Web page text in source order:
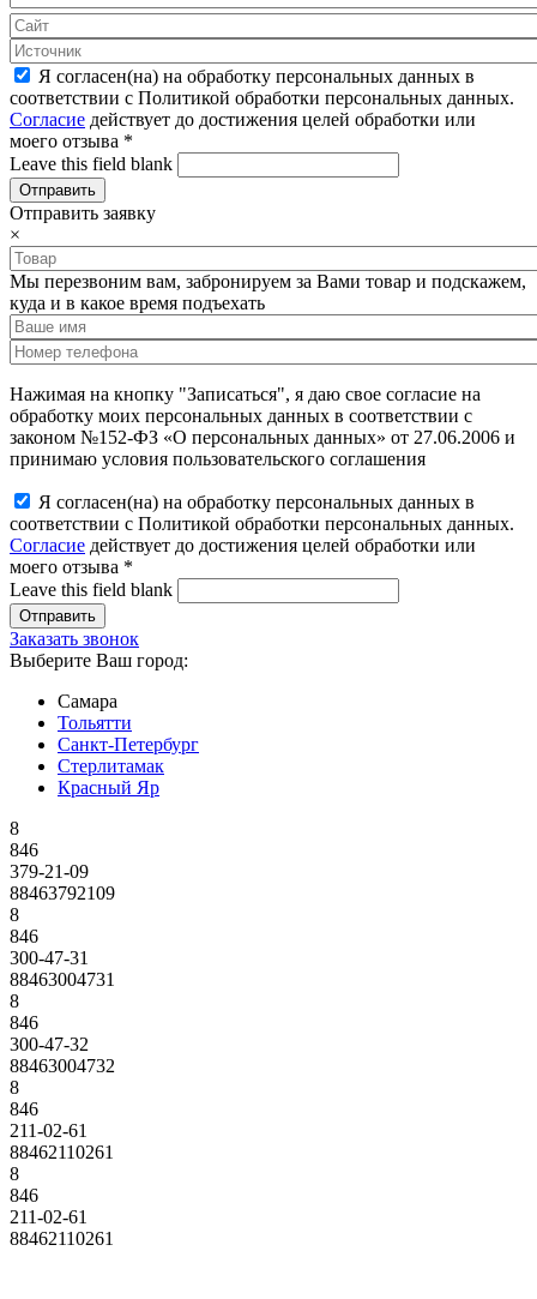
Я согласен(на) на обработку персональных данных в
соответствии с Политикой обработки персональных данных.
Согласие действует до достижения целей обработки или
моего отзыва *
Leave this field blank
Отправить заявку
×
Мы перезвоним вам, забронируем за Вами товар и подскажем,
куда и в какое время подъехать
Нажимая на кнопку "Записаться", я даю свое согласие на
обработку моих персональных данных в соответствии с
законом №152-ФЗ «О персональных данных» от 27.06.2006 и
принимаю условия пользовательского соглашения
Я согласен(на) на обработку персональных данных в
соответствии с Политикой обработки персональных данных.
Согласие действует до достижения целей обработки или
моего отзыва *
Leave this field blank
Заказать звонок
Выберите Ваш город:
Самара
Тольятти
Санкт-Петербург
Стерлитамак
Красный Яр
8
846
379-21-09
88463792109
8
846
300-47-31
88463004731
8
846
300-47-32
88463004732
8
846
211-02-61
88462110261
8
846
211-02-61
88462110261